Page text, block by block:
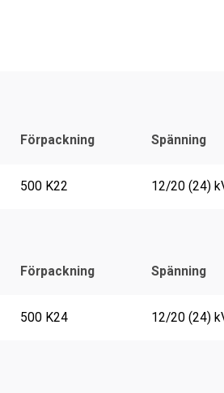
Förpackning Spänning
500 K22 12/20 (24)
Förpackning Spänning
500 K24 12/20 (24)